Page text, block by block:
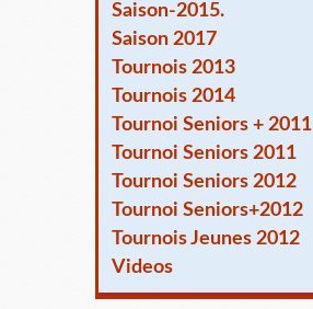
Saison-2015.
Saison 2017
Tournois 2013
Tournois 2014
Tournoi Seniors + 2011
Tournoi Seniors 2011
Tournoi Seniors 2012
Tournoi Seniors+2012
Tournois Jeunes 2012
Videos